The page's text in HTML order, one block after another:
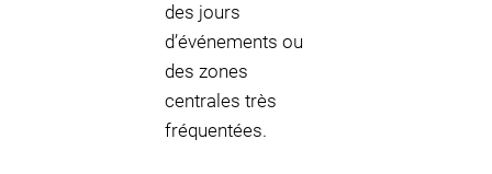
des jours
d’événements ou
des zones
centrales très
fréquentées.